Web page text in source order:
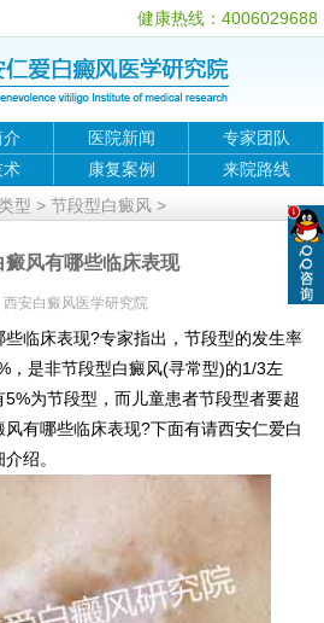
健康热线：4006029688
介 医院新闻
专家团队
术 康复案例
来院路线
型 > 节段型白癜风 >
癜风有哪些临床表现
西安白癜风医学研究院
临床表现?专家指出，节段型的发生率
，是非节段型白癜风(寻常型)的1/3左
为节段型，而儿童患者节段型者要超
有哪些临床表现?下面有请西安仁爱白
绍。